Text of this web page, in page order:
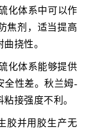
化体系中可以作
焦剂，适当提高
挠性。
化体系能够提供
全性差。秋兰姆-
接强度不利。
胶并用胶生产无